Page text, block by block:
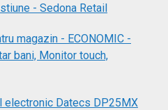
- Sedona Retail
magazin - ECONOMIC -
bani, Monitor touch,
electronic Datecs DP25MX